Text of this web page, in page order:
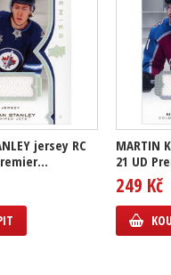
jersey RC
MARTIN
21 UD
249 Kč